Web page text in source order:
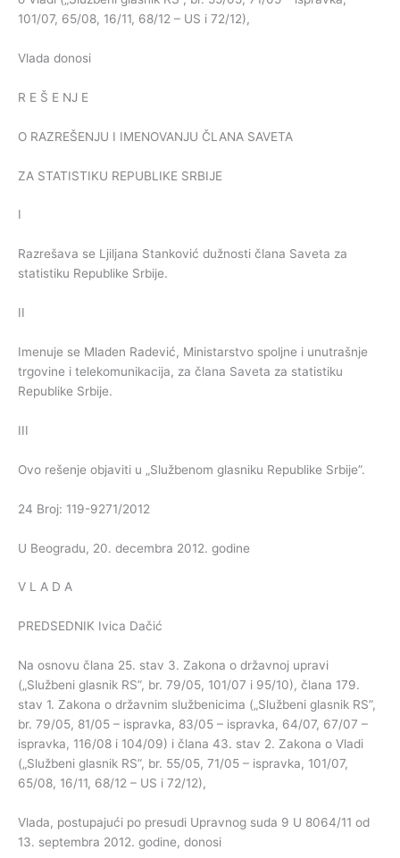
101/07, 65/08, 16/11, 68/12 – US i 72/12),
Vlada donosi
R E Š E NJ E
O RAZREŠENJU I IMENOVANJU ČLANA SAVETA
ZA STATISTIKU REPUBLIKE SRBIJE
I
Razrešava se Ljiljana Stanković dužnosti člana Saveta za
statistiku Republike Srbije.
II
Imenuje se Mladen Radević, Ministarstvo spoljne i unutrašnje
trgovine i telekomunikacija, za člana Saveta za statistiku
Republike Srbije.
III
Ovo rešenje objaviti u „Službenom glasniku Republike Srbije”.
24 Broj: 119-9271/2012
U Beogradu, 20. decembra 2012. godine
V L A D A
PREDSEDNIK Ivica Dačić
Na osnovu člana 25. stav 3. Zakona o državnoj upravi
(„Službeni glasnik RS”, br. 79/05, 101/07 i 95/10), člana 179.
stav 1. Zakona o državnim službenicima („Službeni glasnik RS”,
br. 79/05, 81/05 – ispravka, 83/05 – ispravka, 64/07, 67/07 –
ispravka, 116/08 i 104/09) i člana 43. stav 2. Zakona o Vladi
(„Službeni glasnik RS”, br. 55/05, 71/05 – ispravka, 101/07,
65/08, 16/11, 68/12 – US i 72/12),
Vlada, postupajući po presudi Upravnog suda 9 U 8064/11 od
13. septembra 2012. godine, donosi